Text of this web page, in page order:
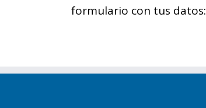
formulario con tus datos: